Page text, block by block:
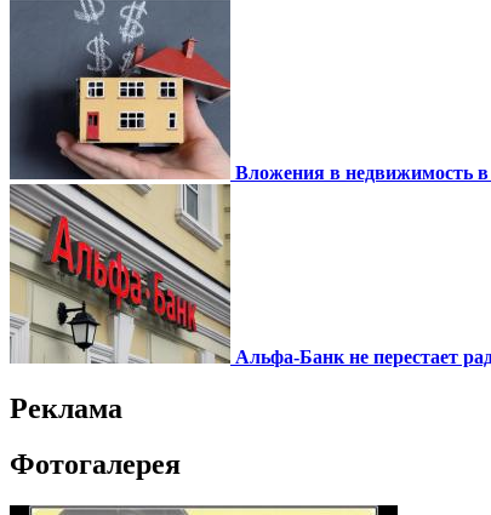
Вложения в недвижимость
Альфа-Банк не перестает
Реклама
Фотогалерея